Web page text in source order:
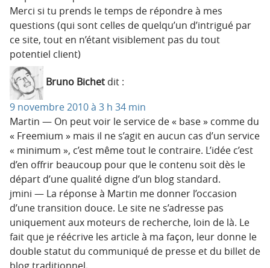
Merci si tu prends le temps de répondre à mes
questions (qui sont celles de quelqu’un d’intrigué par
ce site, tout en n’étant visiblement pas du tout
potentiel client)
Bruno Bichet dit :
9 novembre 2010 à 3 h 34 min
Martin — On peut voir le service de « base » comme du
« Freemium » mais il ne s’agit en aucun cas d’un service
« minimum », c’est même tout le contraire. L’idée c’est
d’en offrir beaucoup pour que le contenu soit dès le
départ d’une qualité digne d’un blog standard.
jmini — La réponse à Martin me donner l’occasion
d’une transition douce. Le site ne s’adresse pas
uniquement aux moteurs de recherche, loin de là. Le
fait que je réécrive les article à ma façon, leur donne le
double statut du communiqué de presse et du billet de